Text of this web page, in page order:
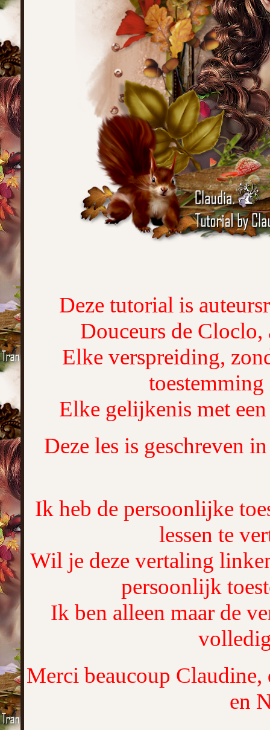
Deze tutorial is
Douceurs de
Elke verspreiding,
toestemming
Elke gelijkenis met
Deze les is geschreven
Ik heb de persoonlijke
lessen te
Wil je deze vertaling
persoonlijk
Ik ben alleen maar de
Merci beaucoup
en